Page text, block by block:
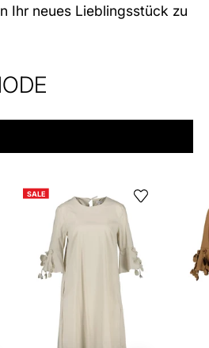
Ihr neues Lieblingsstück zu
Freizeitkleid
Midi
Baumwollmix
SALE